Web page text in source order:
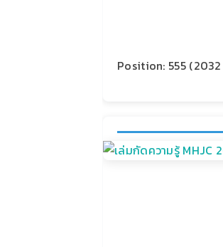
Position: 555(2032